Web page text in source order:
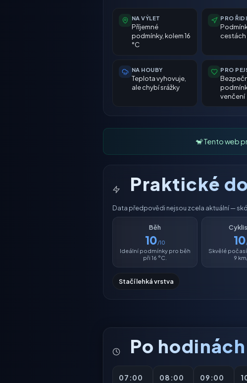
NA VÝLET
Příjemné
podmínky, kolem 16
°C
PRO
cestách
NA HOUBY
Teplota vyhovuje,
ale chybí srážky
PRO
venčení
🐒 Tento web
Praktické
Data předpovědi nejsou zcela aktuální —
Běh
10/10
Ideální podmínky pro běh
při 16 °C.
10
Skvělé
9
Stačí lehká vrstva
Po hodinách
07:00 08:00 09:00